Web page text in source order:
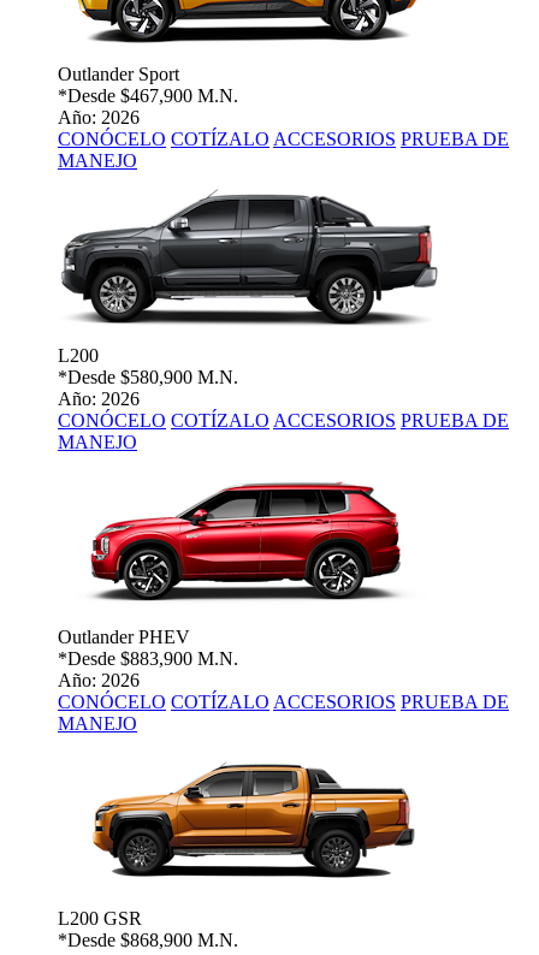
Outlander Sport
*Desde $467,900 M.N.
Año: 2026
CONÓCELO COTÍZALO ACCESORIOS PRUEBA DE
MANEJO
L200
*Desde $580,900 M.N.
Año: 2026
CONÓCELO COTÍZALO ACCESORIOS PRUEBA DE
MANEJO
Outlander PHEV
*Desde $883,900 M.N.
Año: 2026
CONÓCELO COTÍZALO ACCESORIOS PRUEBA DE
MANEJO
L200 GSR
*Desde $868,900 M.N.